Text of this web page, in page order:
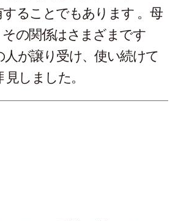
することでもあります 。母
の関係はさまざまです
が譲り受け、使い続けて
しました。